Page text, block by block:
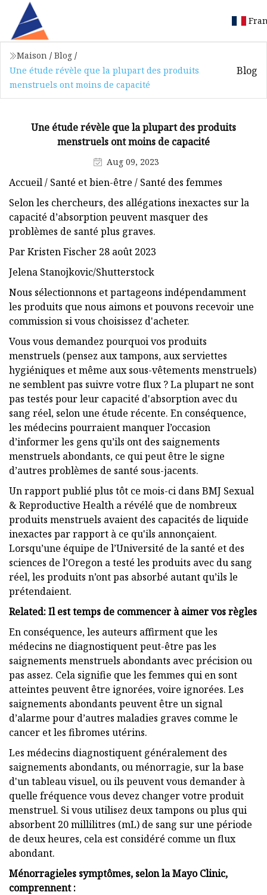
Maison / Blog /
Une étude révèle que la plupart des produits
menstruels ont moins de capacité
Blog
Une étude révèle que la plupart des produits
menstruels ont moins de capacité
Aug 09, 2023
Accueil / Santé et bien-être / Santé des femmes
Selon les chercheurs, des allégations inexactes sur la
capacité d’absorption peuvent masquer des
problèmes de santé plus graves.
Par Kristen Fischer 28 août 2023
Jelena Stanojkovic/Shutterstock
Nous sélectionnons et partageons indépendamment
les produits que nous aimons et pouvons recevoir une
commission si vous choisissez d'acheter.
Vous vous demandez pourquoi vos produits
menstruels (pensez aux tampons, aux serviettes
hygiéniques et même aux sous-vêtements menstruels)
ne semblent pas suivre votre flux ? La plupart ne sont
pas testés pour leur capacité d'absorption avec du
sang réel, selon une étude récente. En conséquence,
les médecins pourraient manquer l’occasion
d’informer les gens qu’ils ont des saignements
menstruels abondants, ce qui peut être le signe
d’autres problèmes de santé sous-jacents.
Un rapport publié plus tôt ce mois-ci dans BMJ Sexual
& Reproductive Health a révélé que de nombreux
produits menstruels avaient des capacités de liquide
inexactes par rapport à ce qu'ils annonçaient.
Lorsqu’une équipe de l’Université de la santé et des
sciences de l’Oregon a testé les produits avec du sang
réel, les produits n’ont pas absorbé autant qu’ils le
prétendaient.
Related: Il est temps de commencer à aimer vos règles
En conséquence, les auteurs affirment que les
médecins ne diagnostiquent peut-être pas les
saignements menstruels abondants avec précision ou
pas assez. Cela signifie que les femmes qui en sont
atteintes peuvent être ignorées, voire ignorées. Les
saignements abondants peuvent être un signal
d’alarme pour d’autres maladies graves comme le
cancer et les fibromes utérins.
Les médecins diagnostiquent généralement des
saignements abondants, ou ménorragie, sur la base
d'un tableau visuel, ou ils peuvent vous demander à
quelle fréquence vous devez changer votre produit
menstruel. Si vous utilisez deux tampons ou plus qui
absorbent 20 millilitres (mL) de sang sur une période
de deux heures, cela est considéré comme un flux
abondant.
Ménorragieles symptômes, selon la Mayo Clinic,
comprennent :